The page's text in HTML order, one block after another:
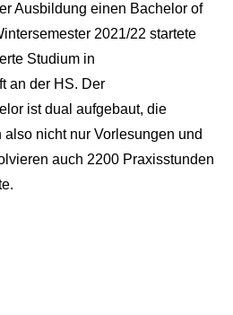
Ausbildung einen Bachelor of
2021/22 startete
Studium in
an der HS. Der
ist dual aufgebaut, die
nicht nur Vorlesungen und
auch 2200 Praxisstunden